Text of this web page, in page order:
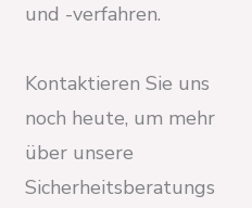
und -verfahren.
Kontaktieren Sie uns
noch heute, um mehr
über unsere
Sicherheitsberatungs